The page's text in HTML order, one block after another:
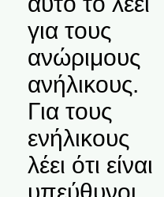
για τους
ανώριμους
ανήλικους.
Για τους
ενήλικους
λέει ότι είναι